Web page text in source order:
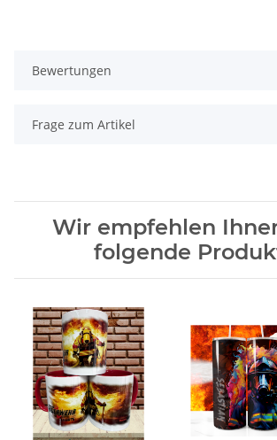
Bewertungen
Frage zum Artikel
Wir empfehlen
folgende